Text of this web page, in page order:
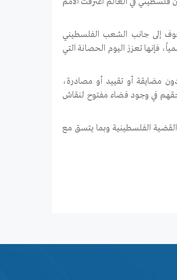
إلى جانب الشعب الفلسطيني
فإنها تعزز اليوم الحصانة التي
دون مضايقة أو تقييد أو مصادرة،
وحقهم في وجود فضاء مفتوح لنقاش
القضية الفلسطينية وبما يتسق مع